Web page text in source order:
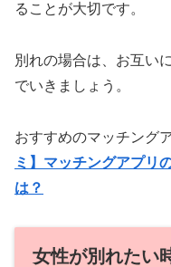
ることが大切です。
別れの場合は、お互い
でいきましょう。
おすすめのマッチング
ミ】マッチングアプリ
は？
女性が別れたい